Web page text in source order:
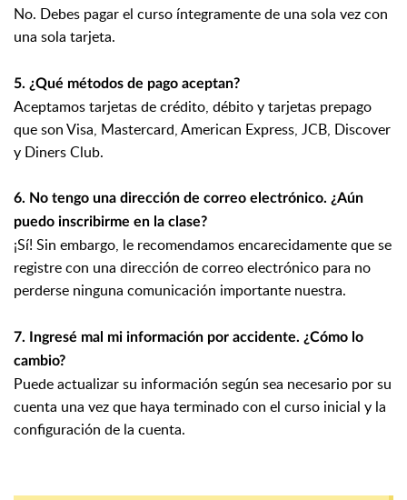
No. Debes pagar el curso íntegramente de una sola vez con
una sola tarjeta.
5. ¿Qué métodos de pago aceptan?
Aceptamos tarjetas de crédito, débito y tarjetas prepago
que son Visa, Mastercard, American Express, JCB, Discover
y Diners Club.
6. No tengo una dirección de correo electrónico. ¿Aún
puedo inscribirme en la clase?
¡Sí! Sin embargo, le recomendamos encarecidamente que se
registre con una dirección de correo electrónico para no
perderse ninguna comunicación importante nuestra.
7. Ingresé mal mi información por accidente. ¿Cómo lo
cambio?
Puede actualizar su información según sea necesario por su
cuenta una vez que haya terminado con el curso inicial y la
configuración de la cuenta.